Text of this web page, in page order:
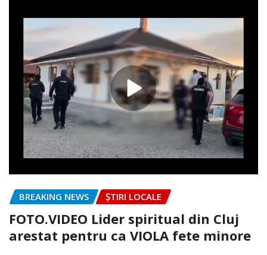
BREAKING NEWS ȘTIRI LOCALE
FOTO.VIDEO Lider spiritual din Cluj
arestat pentru ca VIOLA fete minore